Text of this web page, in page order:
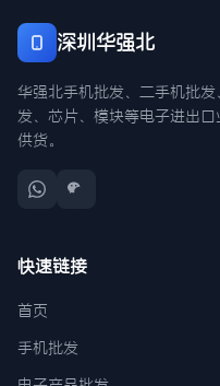
深圳华强北
华强北手机批发、二手机批
发、芯片、模块等电子进出
供货。
快速链接
首页
手机批发